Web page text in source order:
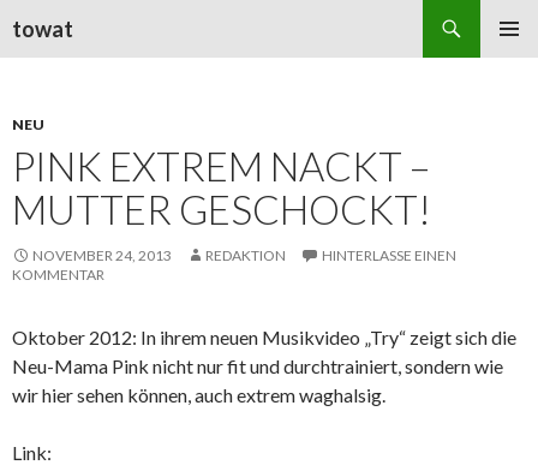
towat
NEU
PINK EXTREM NACKT –
MUTTER GESCHOCKT!
NOVEMBER 24, 2013 REDAKTION
HINTERLASSE EINEN
KOMMENTAR
Oktober 2012: In ihrem neuen Musikvideo „Try“ zeigt sich die
Neu-Mama Pink nicht nur fit und durchtrainiert, sondern wie
wir hier sehen können, auch extrem waghalsig.
Link: